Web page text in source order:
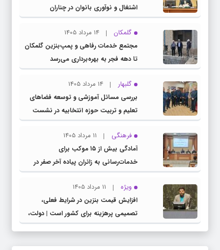
اشتغال و نوآوری بانوان در چناران
گلمکان
14 مرداد 1405
مجتمع خدمات رفاهی و پمپ‌بنزین گلمکان
تا دهه فجر به بهره‌برداری می‌رسد
گلبهار
14 مرداد 1405
بررسی مسائل آموزشی و توسعه فضاهای
تعلیم و تربیت حوزه انتخابیه در نشست
مشترک عضو کمیسیون آموزش مجلس با
مدیرکل آموزش و پرورش خراسان رضوی
فرهنگی
11 مرداد 1405
آمادگی بیش از ۱۵ موکب برای
خدمات‌رسانی به زائران پیاده آخر صفر در
شهرستان چناران
ویژه
11 مرداد 1405
افزایش قیمت بنزین در شرایط فعلی،
تصمیمی پرهزینه برای کشور است | دولت،
قاچاق سوخت و عوامل اصلی ناترازی را